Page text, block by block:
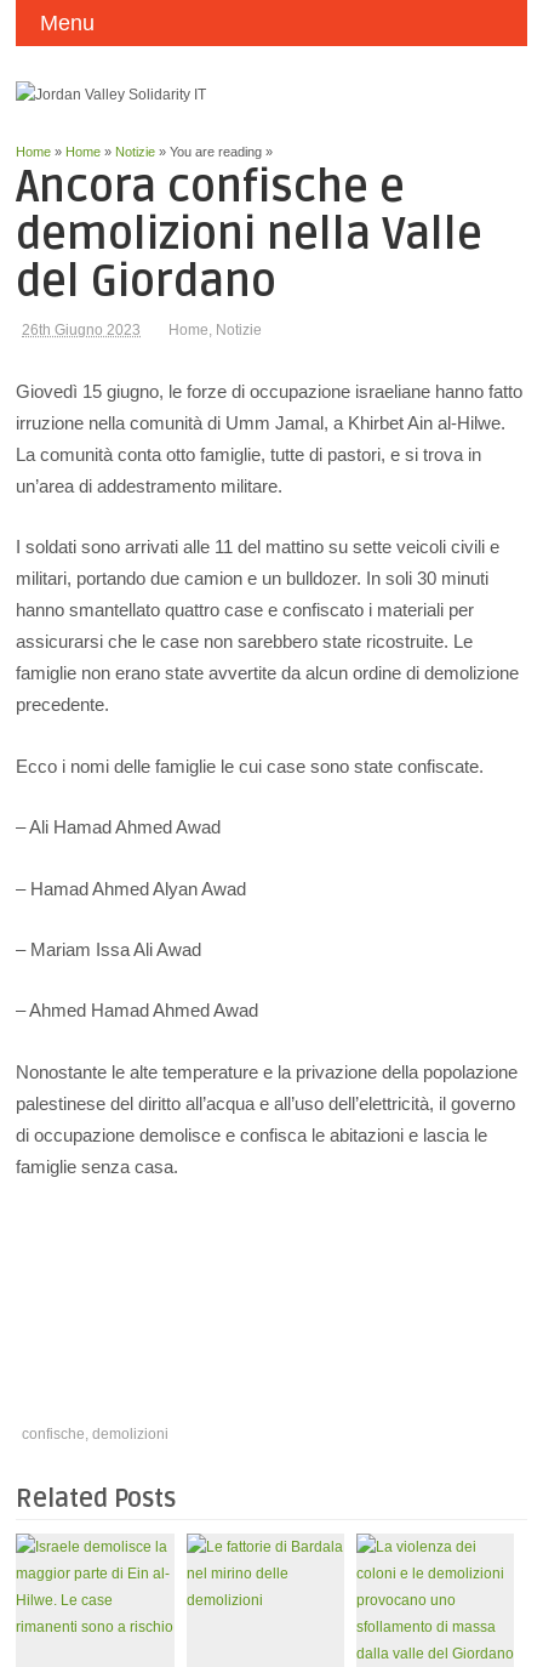
Menu
Home » Home » Notizie » You are reading »
Ancora confische e
demolizioni nella Valle
del Giordano
26th Giugno 2023 Home, Notizie
Giovedì 15 giugno, le forze di occupazione israeliane hanno fatto
irruzione nella comunità di Umm Jamal, a Khirbet Ain al-Hilwe.
La comunità conta otto famiglie, tutte di pastori, e si trova in
un’area di addestramento militare.
I soldati sono arrivati alle 11 del mattino su sette veicoli civili e
militari, portando due camion e un bulldozer. In soli 30 minuti
hanno smantellato quattro case e confiscato i materiali per
assicurarsi che le case non sarebbero state ricostruite. Le
famiglie non erano state avvertite da alcun ordine di demolizione
precedente.
Ecco i nomi delle famiglie le cui case sono state confiscate.
– Ali Hamad Ahmed Awad
– Hamad Ahmed Alyan Awad
– Mariam Issa Ali Awad
– Ahmed Hamad Ahmed Awad
Nonostante le alte temperature e la privazione della popolazione
palestinese del diritto all’acqua e all’uso dell’elettricità, il governo
di occupazione demolisce e confisca le abitazioni e lascia le
famiglie senza casa.
confische,demolizioni
Related Posts